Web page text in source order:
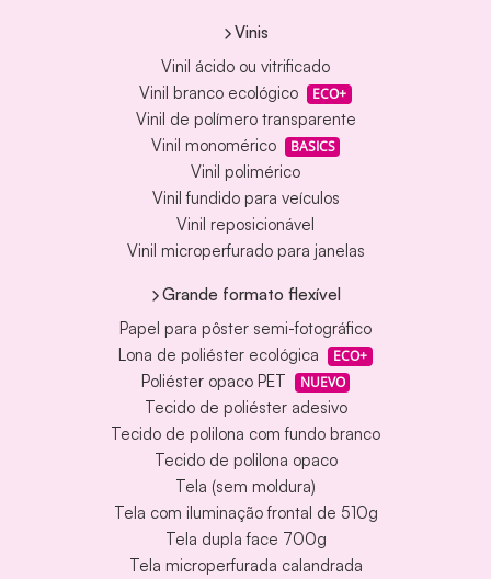
Vinis
Vinil ácido ou vitrificado
Vinil branco ecológico
ECO+
Vinil de polímero transparente
Vinil monomérico
BASICS
Vinil polimérico
Vinil fundido para veículos
Vinil reposicionável
Vinil microperfurado para janelas
Grande formato flexível
Papel para pôster semi-fotográfico
Lona de poliéster ecológica
ECO+
Poliéster opaco PET NUEVO
Tecido de poliéster adesivo
Tecido de polilona com fundo branco
Tecido de polilona opaco
Tela (sem moldura)
Tela com iluminação frontal de 510g
Tela dupla face 700g
Tela microperfurada calandrada